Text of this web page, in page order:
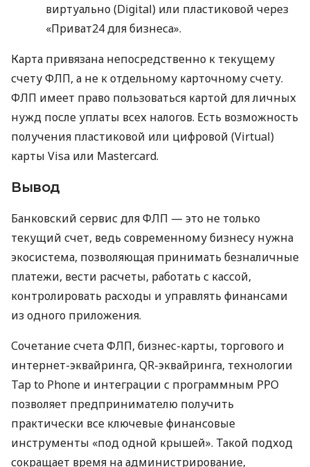
виртуально (Digital) или пластиковой через
«Приват24 для бизнеса».
Карта привязана непосредственно к текущему
счету ФЛП, а не к отдельному карточному счету.
ФЛП имеет право пользоваться картой для личных
нужд после уплаты всех налогов. Есть возможность
получения пластиковой или цифровой (Virtual)
карты Visa или Mastercard.
Вывод
Банковский сервис для ФЛП — это не только
текущий счет, ведь современному бизнесу нужна
экосистема, позволяющая принимать безналичные
платежи, вести расчеты, работать с кассой,
контролировать расходы и управлять финансами
из одного приложения.
Сочетание счета ФЛП, бизнес-карты, торгового и
интернет-эквайринга, QR-эквайринга, технологии
Tap to Phone и интеграции с программным РРО
позволяет предпринимателю получить
практически все ключевые финансовые
инструменты «под одной крышей». Такой подход
сокращает время на администрирование,